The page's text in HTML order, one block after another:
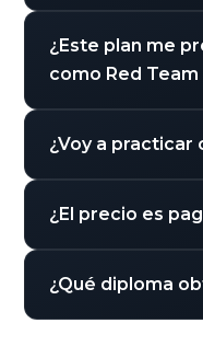
¿Este plan me
como Red
¿Voy a practicar
¿El precio es
¿Qué diploma